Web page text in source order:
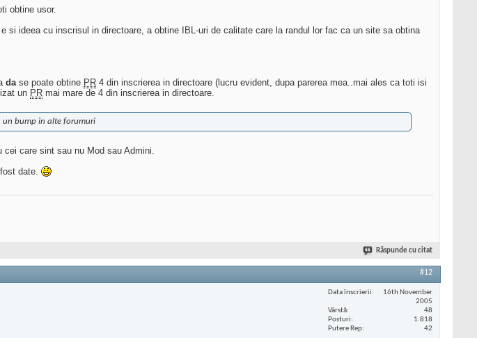
obtine usor.
ideea cu inscrisul in directoare, a obtine IBL-uri de calitate care la randul lor fac ca un site sa obtina
dase poate obtine PR 4 din inscrierea in directoare (lucru evident, dupa parerea mea..mai ales ca toti isi
un PR mai mare de 4 din inscrierea in directoare.
un bump in alte forumuri
care sint sau nu Mod sau Admini.
date.
Răspunde cu citat
#12
Data înscrierii
16th November
2005
Vârstă
48
Posturi
1.818
Putere Rep
42